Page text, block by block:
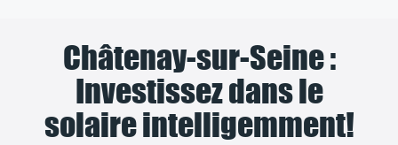
Châtenay-sur-Seine :
Investissez dans le
solaire intelligemment!